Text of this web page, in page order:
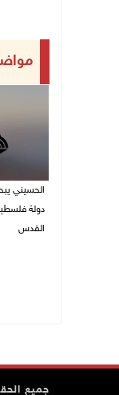
الحسيني
دولة
القدس
جميع